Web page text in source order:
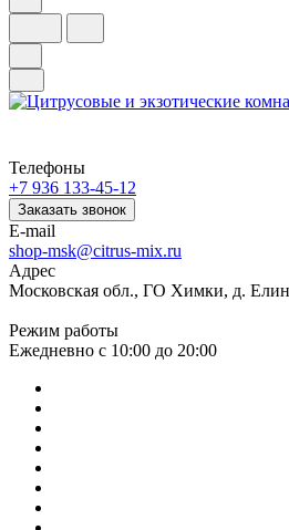
Телефоны
+7 936 133-45-12
Заказать звонок
E-mail
shop-msk@citrus-mix.ru
Адрес
Московская обл., ГО Химки, д.
Режим работы
Ежедневно с 10:00 до 20:00